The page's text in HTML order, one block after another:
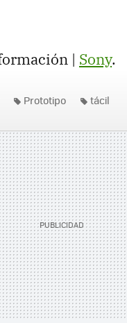
| Sony.
Prototipo tácil